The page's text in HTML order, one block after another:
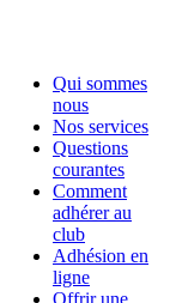
Qui sommes
nous
Nos services
Questions
courantes
Comment
adhérer au
club
Adhésion en
ligne